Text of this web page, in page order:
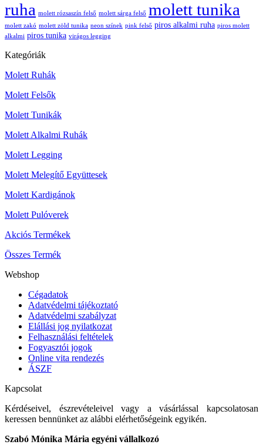
ruha molett rózsaszín felső molett sárga felső molett tunika
molett zakó molett zöld tunika neon színek pink felső piros alkalmi ruha piros molett
alkalmi piros tunika virágos legging
Kategóriák
Molett Ruhák
Molett Felsők
Molett Tunikák
Molett Alkalmi Ruhák
Molett Legging
Molett Melegítő Együttesek
Molett Kardigánok
Molett Pulóverek
Akciós Termékek
Összes Termék
Webshop
Cégadatok
Adatvédelmi tájékoztató
Adatvédelmi szabályzat
Elállási jog nyilatkozat
Felhasználási feltételek
Fogyasztói jogok
Online vita rendezés
ÁSZF
Kapcsolat
Kérdéseivel, észrevételeivel vagy a vásárlással kapcsolatosan
keressen bennünket az alábbi elérhetőségeink egyikén.
Szabó Mónika Mária egyéni vállalkozó